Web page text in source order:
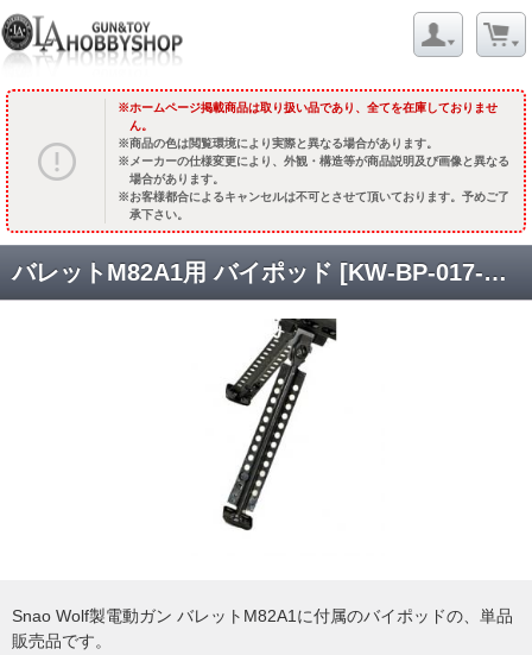
ホームページ掲載商品は取り扱い品であり、全てを在庫しておりませ
ん。
商品の色は閲覧環境により実際と異なる場合があります。
メーカーの仕様変更により、外観・構造等が商品説明及び画像と異なる
場合があります。
お客様都合によるキャンセルは不可とさせて頂いております。予めご了
承下さい。
バレットM82A1用 バイポッド [KW-BP-017-BK] [取寄]
Snao Wolf製電動ガン バレットM82A1に付属のバイポッドの、単品
販売品です。